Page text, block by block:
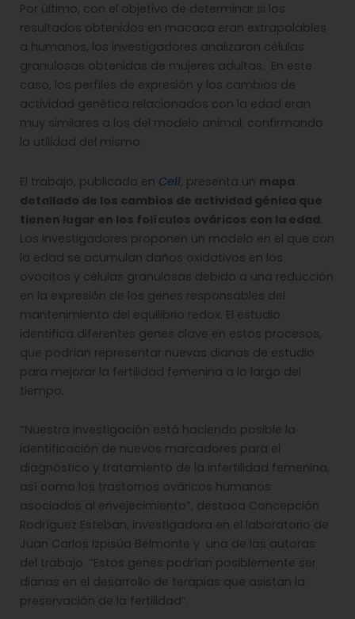
Por último, con el objetivo de determinar si los
resultados obtenidos en macaca eran extrapolables
a humanos, los investigadores analizaron células
granulosas obtenidas de mujeres adultas. En este
caso, los perfiles de expresión y los cambios de
actividad genética relacionados con la edad eran
muy similares a los del modelo animal, confirmando
la utilidad del mismo.
El trabajo, publicado en Cell, presenta un mapa
detallado de los cambios de actividad génica que
tienen lugar en los folículos ováricos con la edad.
Los investigadores proponen un modelo en el que con
la edad se acumulan daños oxidativos en los
ovocitos y células granulosas debido a una reducción
en la expresión de los genes responsables del
mantenimiento del equilibrio redox. El estudio
identifica diferentes genes clave en estos procesos,
que podrían representar nuevas dianas de estudio
para mejorar la fertilidad femenina a lo largo del
tiempo.
“Nuestra investigación está haciendo posible la
identificación de nuevos marcadores para el
diagnóstico y tratamiento de la infertilidad femenina,
así como los trastornos ováricos humanos
asociados al envejecimiento”, destaca Concepción
Rodríguez Esteban, investigadora en el laboratorio de
Juan Carlos Izpisúa Belmonte y una de las autoras
del trabajo. “Estos genes podrían posiblemente ser
dianas en el desarrollo de terapias que asistan la
preservación de la fertilidad”.